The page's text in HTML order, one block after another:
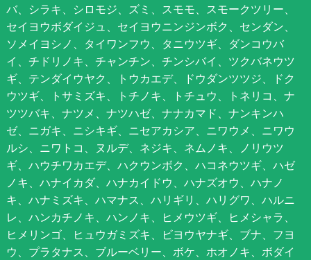
バ、シラキ、シロモジ、ズミ、スモモ、スモークツリー、
セイヨウボダイジュ、セイヨウニンジンボク、センダン、
ソメイヨシノ、タイワンフウ、タニウツギ、ダンコウバ
イ、チドリノキ、チャンチン、チンシバイ、ツクバネウツ
ギ、テンダイウヤク、トウカエデ、ドウダンツツジ、ドク
ウツギ、トサミズキ、トチノキ、トチュウ、トネリコ、ナ
ツツバキ、ナツメ、ナツハゼ、ナナカマド、ナンキンハ
ゼ、ニガキ、ニシキギ、ニセアカシア、ニワウメ、ニワウ
ルシ、ニワトコ、ヌルデ、ネジキ、ネムノキ、ノリウツ
ギ、ハウチワカエデ、ハクウンボク、ハコネウツギ、ハゼ
ノキ、ハナイカダ、ハナカイドウ、ハナズオウ、ハナノ
キ、ハナミズキ、ハマナス、ハリギリ、ハリグワ、ハルニ
レ、ハンカチノキ、ハンノキ、ヒメウツギ、ヒメシャラ、
ヒメリンゴ、ヒュウガミズキ、ビヨウヤナギ、ブナ、フヨ
ウ、プラタナス、ブルーベリー、ボケ、ホオノキ、ボダイ